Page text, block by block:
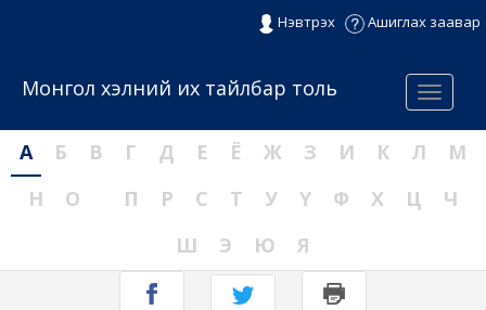
Нэвтрэх Ашиглах заавар
Menu
Монгол хэлний их тайлбар толь
А Б В Г Д Е Ё Ж З И К Л
М
Н
О П Р С Т У Ү Ф Х Ц
Ч
Ш
Э Ю Я